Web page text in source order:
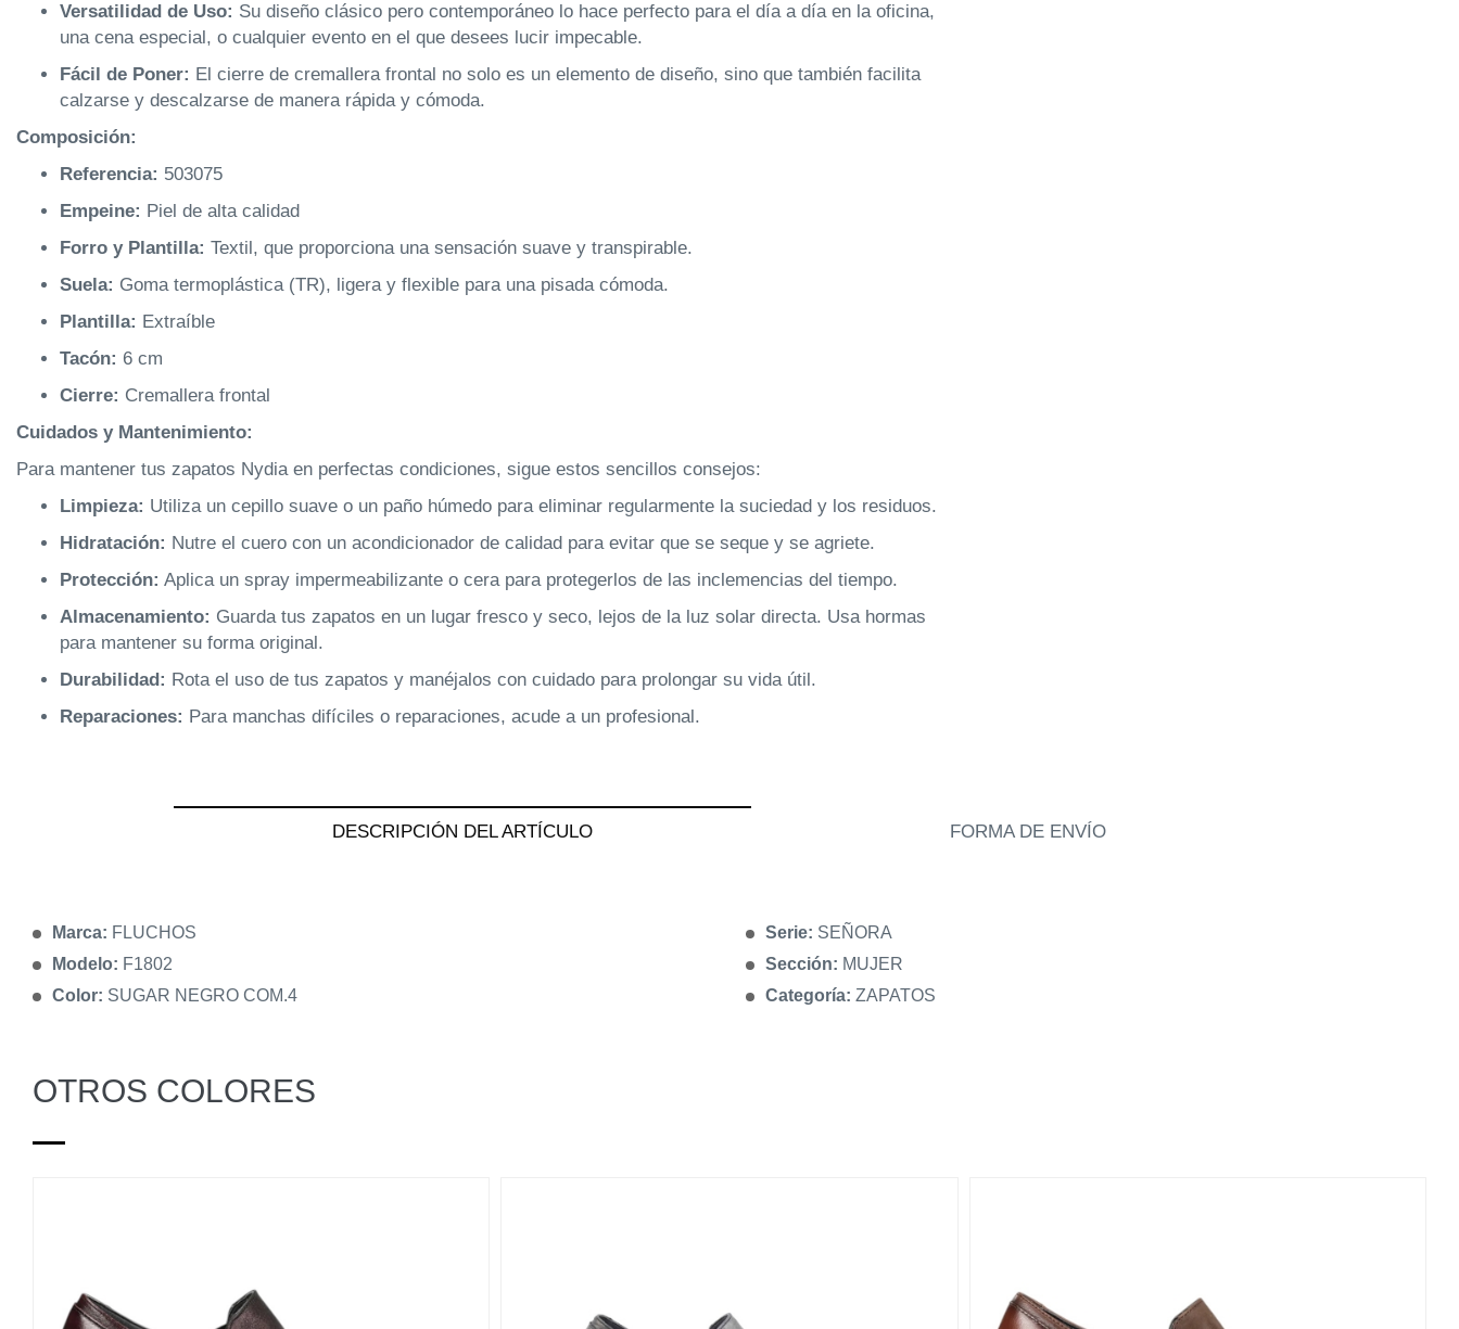
Versatilidad de Uso: Su diseño clásico pero contemporáneo lo hace perfecto para el día a día en la oficina,
una cena especial, o cualquier evento en el que desees lucir impecable.
Fácil de Poner: El cierre de cremallera frontal no solo es un elemento de diseño, sino que también facilita
calzarse y descalzarse de manera rápida y cómoda.
Composición:
Referencia: 503075
Empeine: Piel de alta calidad
Forro y Plantilla: Textil, que proporciona una sensación suave y transpirable.
Suela: Goma termoplástica (TR), ligera y flexible para una pisada cómoda.
Plantilla: Extraíble
Tacón: 6 cm
Cierre: Cremallera frontal
Cuidados y Mantenimiento:
Para mantener tus zapatos Nydia en perfectas condiciones, sigue estos sencillos consejos:
Limpieza: Utiliza un cepillo suave o un paño húmedo para eliminar regularmente la suciedad y los residuos.
Hidratación: Nutre el cuero con un acondicionador de calidad para evitar que se seque y se agriete.
Protección: Aplica un spray impermeabilizante o cera para protegerlos de las inclemencias del tiempo.
Almacenamiento: Guarda tus zapatos en un lugar fresco y seco, lejos de la luz solar directa. Usa hormas
para mantener su forma original.
Durabilidad: Rota el uso de tus zapatos y manéjalos con cuidado para prolongar su vida útil.
Reparaciones: Para manchas difíciles o reparaciones, acude a un profesional.
DESCRIPCIÓN DEL ARTÍCULO FORMA DE ENVÍO
Marca: FLUCHOS
Modelo: F1802
Color: SUGAR NEGRO COM.4
Serie: SEÑORA
Sección: MUJER
Categoría: ZAPATOS
OTROS COLORES